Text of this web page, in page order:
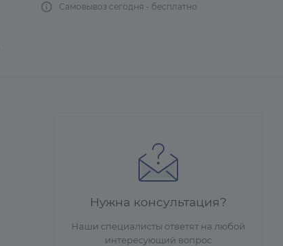
Самовывоз сегодня - бесплатно
Нужна консультация?
Наши специалисты ответят на любой
интересующий вопрос